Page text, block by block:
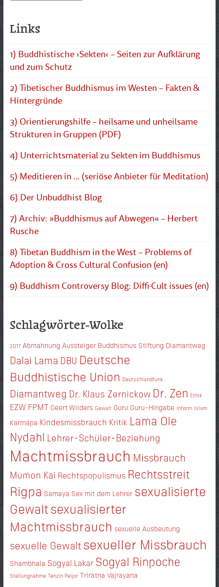
Links
1) Buddhistische ›Sekten‹ – Seiten zur Aufklärung
und zum Schutz
2) Tibetischer Buddhismus im Westen – Fakten &
Hintergründe
3) Orientierungshilfe – heilsame und unheilsame
Strukturen in Gruppen (PDF)
4) Unterrichtsmaterial zu Sekten im Buddhismus
5) Meditieren in … (seriöse Anbieter für Meditation)
6) Der Unbuddhist Blog
7) Archiv: »Buddhismus auf Abwegen« – Herbert
Rusche
8) Tibetan Buddhism in the West – Problems of
Adoption & Cross Cultural Confusion (en)
9) Buddhism Controversy Blog: Diffi·Cult issues (en)
Schlagwörter-Wolke
2017 Abmahnung Aussteiger Buddhismus Stiftung Diamantweg
Dalai Lama DBU Deutsche
Buddhistische Union Deutschlandfunk
Diamantweg Dr. Klaus Zernickow Dr. Zen Ethik
EZW FPMT Geert Wilders Gewalt Guru Guru-Hingabe Inform Islam
Karmapa Kindesmissbrauch Kritik Lama Ole
Nydahl Lehrer-Schüler-Beziehung
Machtmissbrauch Missbrauch
Mumon Kai Rechtspopulismus Rechtsstreit
Rigpa Samaya Sex mit dem Lehrer sexualisierte
Gewaltsexualisierter
Machtmissbrauch sexuelle Ausbeutung
sexuelle Gewalt sexueller Missbrauch
Shambhala Sogyal Lakar Sogyal Rinpoche
Stellungnahme Tenzin Peljor Triratna Vajrayana